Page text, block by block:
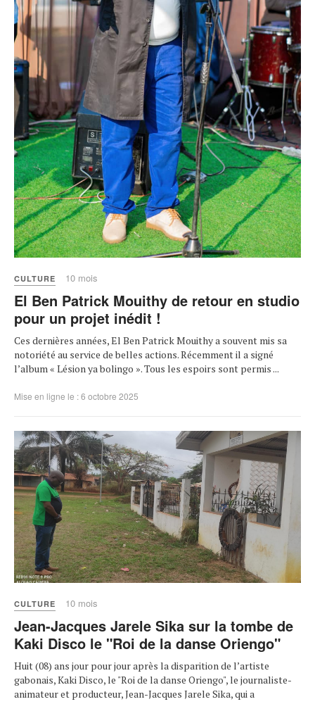
CULTURE 10 mois
El Ben Patrick Mouithy de retour en studio
pour un projet inédit !
Ces dernières années, El Ben Patrick Mouithy a souvent mis sa
notoriété au service de belles actions. Récemment il a signé
l’album « Lésion ya bolingo ». Tous les espoirs sont permis ...
Mise en ligne le : 6 octobre 2025
CULTURE 10 mois
Jean-Jacques Jarele Sika sur la tombe de
Kaki Disco le "Roi de la danse Oriengo"
Huit (08) ans jour pour jour après la disparition de l’artiste
gabonais, Kaki Disco, le "Roi de la danse Oriengo", le journaliste-
animateur et producteur, Jean-Jacques Jarele Sika, qui a